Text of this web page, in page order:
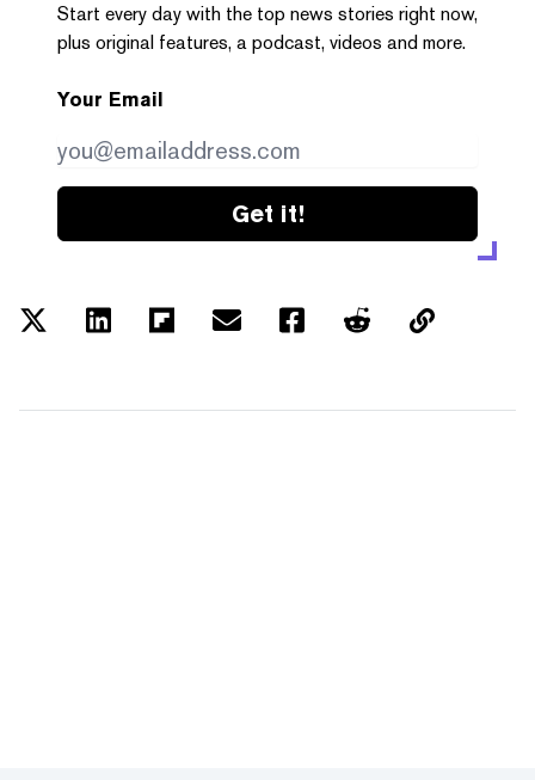
Start every day with the top news stories right now,
plus original features, a podcast, videos and more.
Your Email
Get it!